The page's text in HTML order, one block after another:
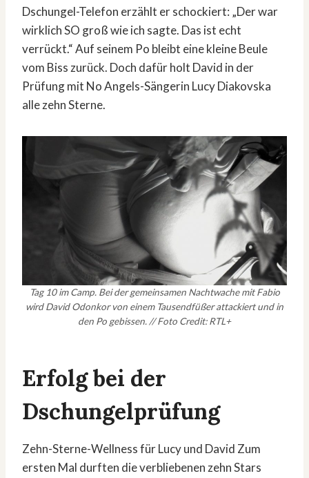
Dschungel-Telefon erzählt er schockiert: „Der war
wirklich SO groß wie ich sagte. Das ist echt
verrückt.“ Auf seinem Po bleibt eine kleine Beule
vom Biss zurück. Doch dafür holt David in der
Prüfung mit No Angels-Sängerin Lucy Diakovska
alle zehn Sterne.
Tag 10 im Camp. Bei der gemeinsamen Nachtwache mit Fabio
wird David Odonkor von einem Tausendfüßer attackiert und in
den Po gebissen. // Foto Credit: RTL+
Erfolg bei der
Dschungelprüfung
Zehn-Sterne-Wellness für Lucy und David Zum
ersten Mal durften die verbliebenen zehn Stars